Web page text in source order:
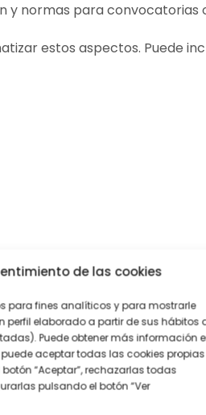
de las cookies
para fines analíticos y para mostrarle
elaborado a partir de sus hábitos
Puede obtener más información
aceptar todas las cookies
“Aceptar”, rechazarlas todas
pulsando el botón “Ver
normas para convocatorias
estos aspectos. Puede
en una herramienta